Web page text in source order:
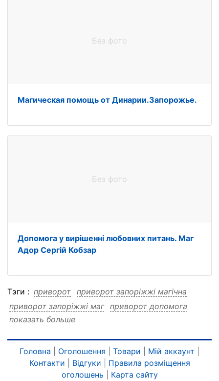
Без фото
Магическая помощь от Динарии.Запорожье.
Без фото
Допомога у вирішенні любовних питань. Маг
Адор Сергій Кобзар
Тэги : приворот приворот запоріжжі магічна
приворот запоріжжі маг приворот допомога
приворот адор приворот адор запоріжжі магічна
приворот адор допомога
запоріжжі магічна
запоріжжі магічна приворот
показать больше
Головна Оголошення Товари Мій аккаунт
Контакти
Відгуки
Правила розміщення
оголошень
Карта сайту